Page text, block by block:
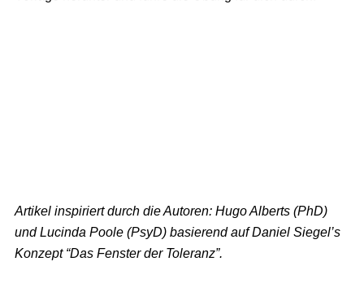
Artikel inspiriert durch die Autoren: Hugo Alberts (PhD)
und Lucinda Poole (PsyD) basierend auf Daniel Siegel’s
Konzept “Das Fenster der Toleranz”.